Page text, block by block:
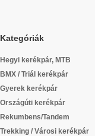
Kategóriák
Hegyi kerékpár, MTB
BMX / Triál kerékpár
Gyerek kerékpár
Országúti kerékpár
Rekumbens/Tandem
Trekking / Városi kerékpár